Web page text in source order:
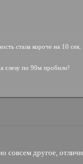
стала короче на 10 сек.
слезу по 90м пробило!
другое,